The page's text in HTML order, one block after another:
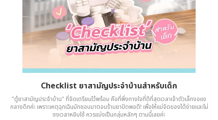
Checklist ยาสามัญประจำบ้านสำหรับเด็ก
"ตู้ยาสามัญประจำบ้าน" ที่จัดเตรียมไว้พร้อม คือที่พึ่งทางใจที่ดีที่สุดเวลาเจ้าตัวเล็กงอแง
กลางดึกค่ะ เพราะเหตุฉุกเฉินมักชอบมาตอนร้านยาปิดพอดี! เพื่อให้แม่จัดของได้ง่ายและไม่
งงเวลาหยิบใช้ ควรแบ่งเป็นกลุ่มหลักๆ ตามนี้เลยค่ะ